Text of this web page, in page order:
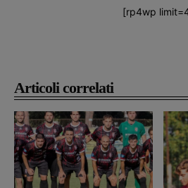
Articoli correlati
[rp4wp